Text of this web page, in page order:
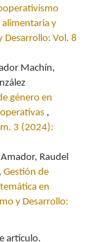
alimentaria y
Desarrollo: Vol. 8
Machín,
género en
,
3 (2024):
Raudel
Gestión de
en
y Desarrollo:
artículo.